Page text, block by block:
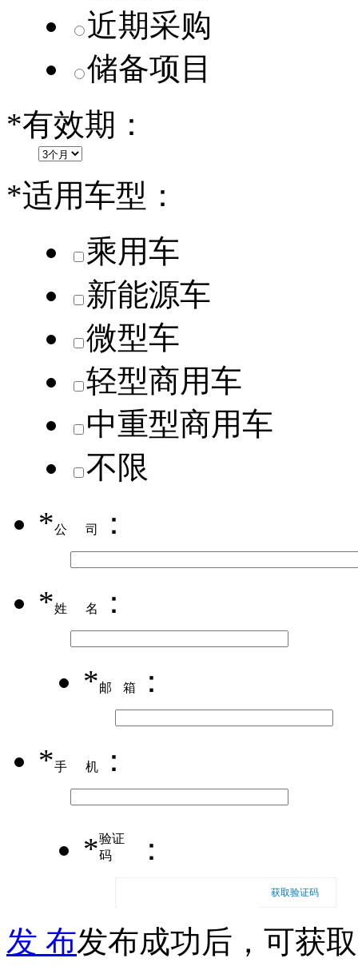
近期采购
储备项目
*有效期：
*适用车型：
乘用车
新能源车
微型车
轻型商用车
中重型商用车
不限
*公司 ：
*姓名 ：
*邮箱 ：
*手机 ：
*验证
码
：
获取验证码
发 布发布成功后，可获